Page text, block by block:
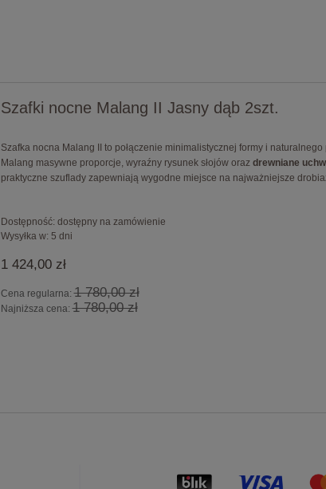
Szafki nocne Malang II Jasny dąb 2szt.
Szafka nocna Malang II to połączenie minimalistycznej formy i
Malang masywne proporcje, wyraźny rysunek słojów oraz drewniane
praktyczne szuflady zapewniają wygodne miejsce na najważniejsze
Dostępność: dostępny na zamówienie
Wysyłka w: 5 dni
1 424,00 zł
Cena regularna:1 780,00 zł
Najniższa cena:1 780,00 zł